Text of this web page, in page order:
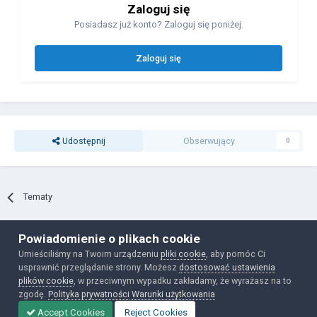
Zaloguj się
Posiadasz już konto? Zaloguj się poniżej.
Zaloguj się
Udostępnij Obserwujący 0
Tematy
Polityka prywatności Ciasteczka
Powered by Invision Community
Powiadomienie o plikach cookie
Umieściliśmy na Twoim urządzeniupliki cookie , aby pomóc Ci
usprawnić przeglądanie strony. Możesz dostosować ustawienia
plików cookie , w przeciwnym wypadku zakładamy, że wyrażasz na to
zgodę.Polityka prywatności Warunki użytkowania
Accept Cookies
Reject Cookies